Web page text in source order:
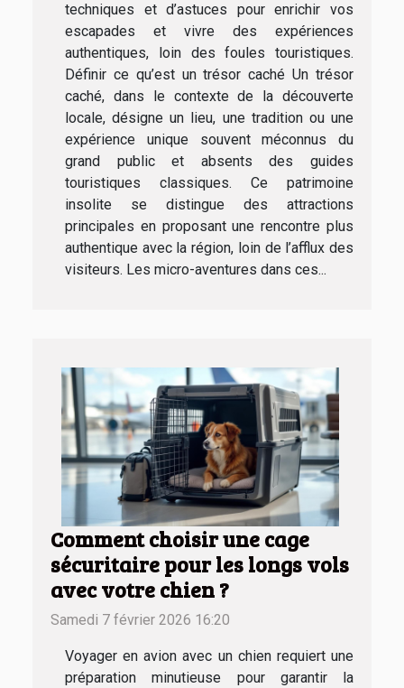
techniques et d’astuces pour enrichir vos
escapades et vivre des expériences
authentiques, loin des foules touristiques.
Définir ce qu’est un trésor caché Un trésor
caché, dans le contexte de la découverte
locale, désigne un lieu, une tradition ou une
expérience unique souvent méconnus du
grand public et absents des guides
touristiques classiques. Ce patrimoine
insolite se distingue des attractions
principales en proposant une rencontre plus
authentique avec la région, loin de l’afflux des
visiteurs. Les micro-aventures dans ces...
Comment choisir une cage
sécuritaire pour les longs vols
avec votre chien ?
Samedi 7 février 2026 16:20
Voyager en avion avec un chien requiert une
préparation minutieuse pour garantir la